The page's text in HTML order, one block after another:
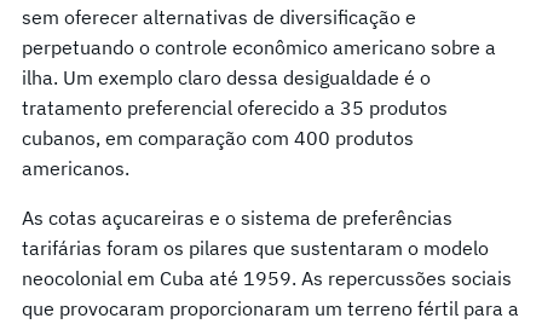
sem oferecer alternativas de diversificação e
perpetuando o controle econômico americano sobre a
ilha. Um exemplo claro dessa desigualdade é o
tratamento preferencial oferecido a 35 produtos
cubanos, em comparação com 400 produtos
americanos.
As cotas açucareiras e o sistema de preferências
tarifárias foram os pilares que sustentaram o modelo
neocolonial em Cuba até 1959. As repercussões sociais
que provocaram proporcionaram um terreno fértil para a